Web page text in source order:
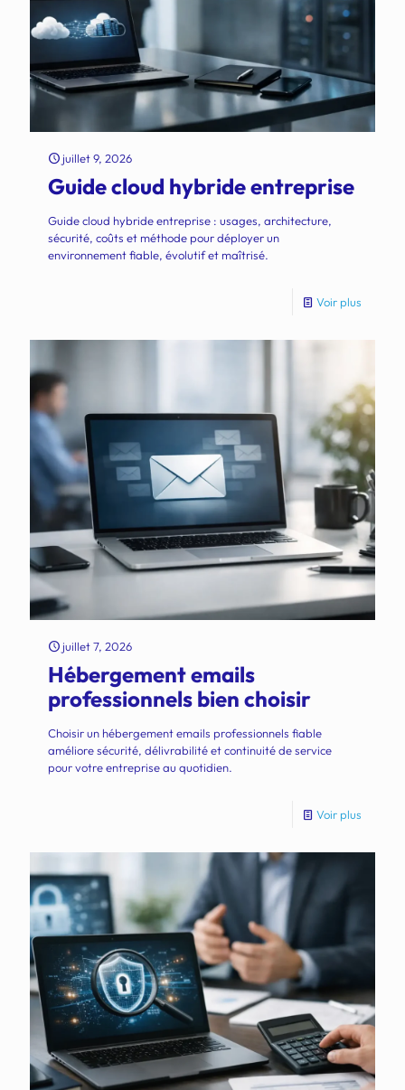
juillet 9, 2026
Guide cloud hybride entreprise
Guide cloud hybride entreprise : usages, architecture,
sécurité, coûts et méthode pour déployer un
environnement fiable, évolutif et maîtrisé.
Voir plus
juillet 7, 2026
Hébergement emails
professionnels bien choisir
Choisir un hébergement emails professionnels fiable
améliore sécurité, délivrabilité et continuité de service
pour votre entreprise au quotidien.
Voir plus